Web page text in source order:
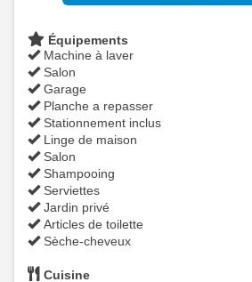
Équipements
Machine à laver
Salon
Garage
Planche a repasser
Stationnement inclus
Linge de maison
Salon
Shampooing
Serviettes
Jardin privé
Articles de toilette
Sèche-cheveux
Cuisine